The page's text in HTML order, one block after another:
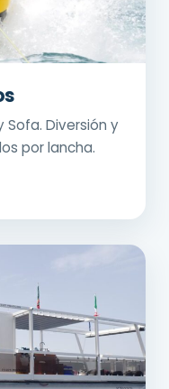
Sofa. Diversión y
por lancha.